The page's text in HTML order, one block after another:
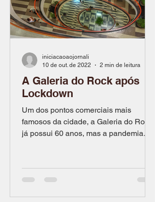
A Galeria do Rock após
Lockdown
Um dos pontos comerciais mais
famosos da cidade, a Galeria do Rock
já possui 60 anos, mas a pandemia
iniciacaoaojornali
10 de out. de 2022
2 min de leitura